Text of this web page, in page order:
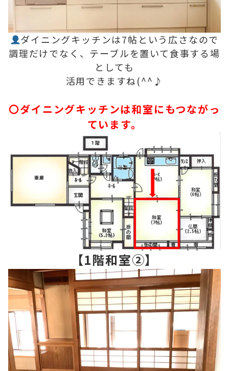
ダイニングキッチンは7帖という広さなので
調理だけでなく、テーブルを置いて食事する場
としても
活用できますね(^^♪
〇ダイニングキッチンは和室にもつながっ
ています。
【1階和室②】